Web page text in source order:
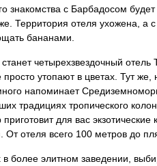
с Барбадосом
Территория отеля ухожена, а
бананами.
четырехзвездочный
утопают в цветах. Тут
напоминает
традициях тропического
для вас
отеля всего 100 метров до
более элитном заведении,